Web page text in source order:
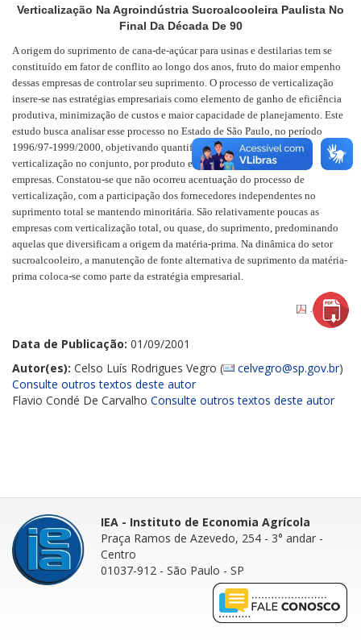
Verticalização Na Agroindústria Sucroalcooleira Paulista No
Final Da Década De 90
A origem do suprimento de cana-de-açúcar para usinas e destilarias tem se
constituído em fator de conflito ao longo dos anos, fruto do maior empenho
dessas empresas de controlar seu suprimento. O processo de verticalização
insere-se nas estratégias empresariais como elemento de ganho de eficiência
produtiva, minimização de custos e maior capacidade de planejamento. Este
estudo busca analisar esse processo no Estado de São Paulo, no período
1996/97-1999/2000, objetivando quantificar a evolução do grau de
verticalização no conjunto, por produto e por constituição legal das
empresas. Constatou-se que não ocorreu acentuação do processo de
verticalização, com a participação dos fornecedores independentes no
suprimento total se mantendo minoritária. São relativamente poucas as
empresas com verticalização total, ou quase, do suprimento, predominando
aquelas que diversificam a origem da matéria-prima. Na dinâmica do setor
sucroalcooleiro, a manutenção de fonte alternativa de suprimento da matéria-
prima coloca-se como parte da estratégia empresarial.
Data de Publicação: 01/09/2001
Autor(es): Celso Luís Rodrigues Vegro ( celvegro@sp.gov.br)
Consulte outros textos deste autor
Flavio Condé De Carvalho Consulte outros textos deste autor
IEA - Instituto de Economia Agrícola
Praça Ramos de Azevedo, 254 - 3° andar -
Centro
01037-912 - São Paulo - SP